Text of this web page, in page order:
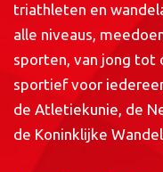
triathleten en
alle niveaus,
sporten, van jong tot
sportief voor
de Atletiekunie, de
de Koninklijke